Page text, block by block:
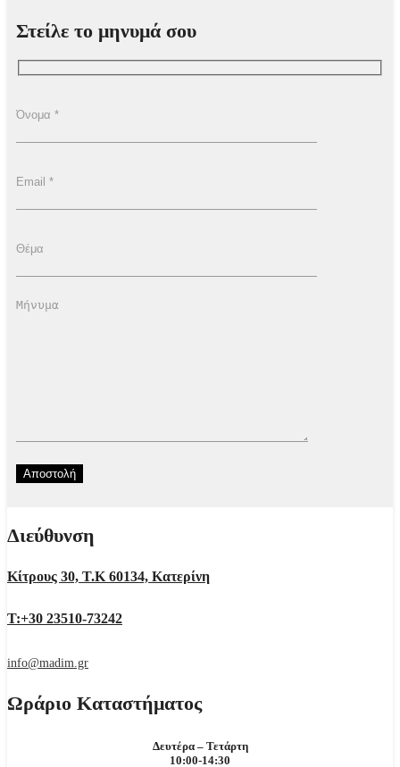
Στείλε το μηνυμά σου
Διεύθυνση
Κίτρους 30, Τ.Κ 60134, Κατερίνη
Τ:+30 23510-73242
info@madim.gr
Ωράριο Καταστήματος
Δευτέρα – Τετάρτη
10:00-14:30